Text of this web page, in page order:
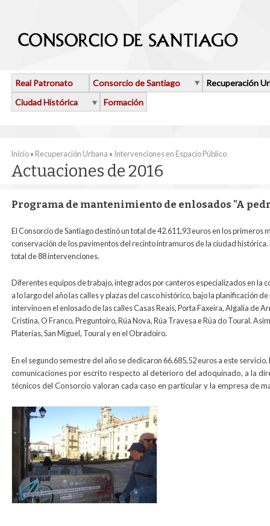
Real Patronato Consorcio de Santiago
Recuperación
Ciudad Histórica
Formación
Se encuentra usted aquí
Inicio» Recuperación Urbana » Intervenciones en Espacio Público
Actuaciones de 2016
Programa de mantenimiento de enlosados "A
El Consorcio de Santiago destinó un total de 42.611,93 euros en los
conservación de los pavimentos del recinto intramuros de la ciudad histórica.
total de 88 intervenciones.
Diferentes equipos de trabajo, integrados por canteros especializados en la
a lo largo del año las calles y plazas del casco histórico, bajo la planificación
intervino en el enlosado de las calles Casas Reais, Porta Faxeira, Algalia de
Cristina, O Franco, Preguntoiro, Rúa Nova, Rúa Travesa e Rúa do Toural.
Platerías, San Miguel, Toural y en el Obradoiro.
En el segundo semestre del año se dedicaron 66.685,52 euros a este servicio.
comunicaciones por escrito respecto al deterioro del adoquinado, a la
técnicos del Consorcio valoran cada caso en particular y la empresa de
lousados_2.jpg